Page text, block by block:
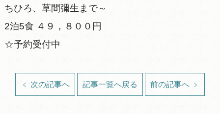
ちひろ、草間彌生まで～
2泊5食 ４９，８００円
☆予約受付中
次の記事へ 記事一覧へ戻る 前の記事へ